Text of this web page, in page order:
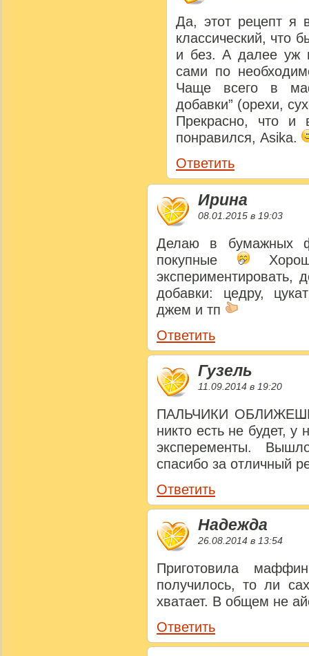
Да, этот рецепт я
классический, что
и без. А далее уж
сами по
Чаще всего в
добавки” (орехи,
Прекрасно, что и
понравился, Аsika.
Ответить
Ирина
08.01.2015 в 19:03
Делаю в бумажных
покупные
экспериментировать,
добавки: цедру,
джем и тп
Ответить
Гузель
11.09.2014 в 19:20
ПАЛЬЧИКИ
никто есть не будет,
эксперементы.
спасибо за отличный
Ответить
Надежда
26.08.2014 в 13:54
Приготовила
получилось, то ли
хватает. В общем не
Ответить